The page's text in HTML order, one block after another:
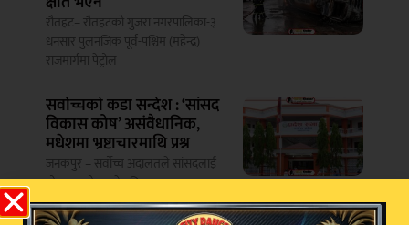
रौतहट– रौतहटको गुजरा नगरपालिका-३
धनसार पुलनजिक पूर्व-पश्चिम (महेन्द्र)
राजमार्गमा पेट्रोल
सर्वोच्चको कडा सन्देश : ‘सांसद
विकास कोष’ असंवैधानिक,
मधेशमा भ्रष्टाचारमाथि प्रश्न
जनकपुर – सर्वोच्च अदालतले सांसदलाई
योजना छनोट, बजेट वितरण र